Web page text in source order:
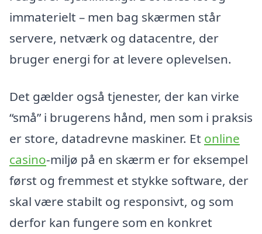
immaterielt – men bag skærmen står
servere, netværk og datacentre, der
bruger energi for at levere oplevelsen.
Det gælder også tjenester, der kan virke
“små” i brugerens hånd, men som i praksis
er store, datadrevne maskiner. Et online
casino-miljø på en skærm er for eksempel
først og fremmest et stykke software, der
skal være stabilt og responsivt, og som
derfor kan fungere som en konkret